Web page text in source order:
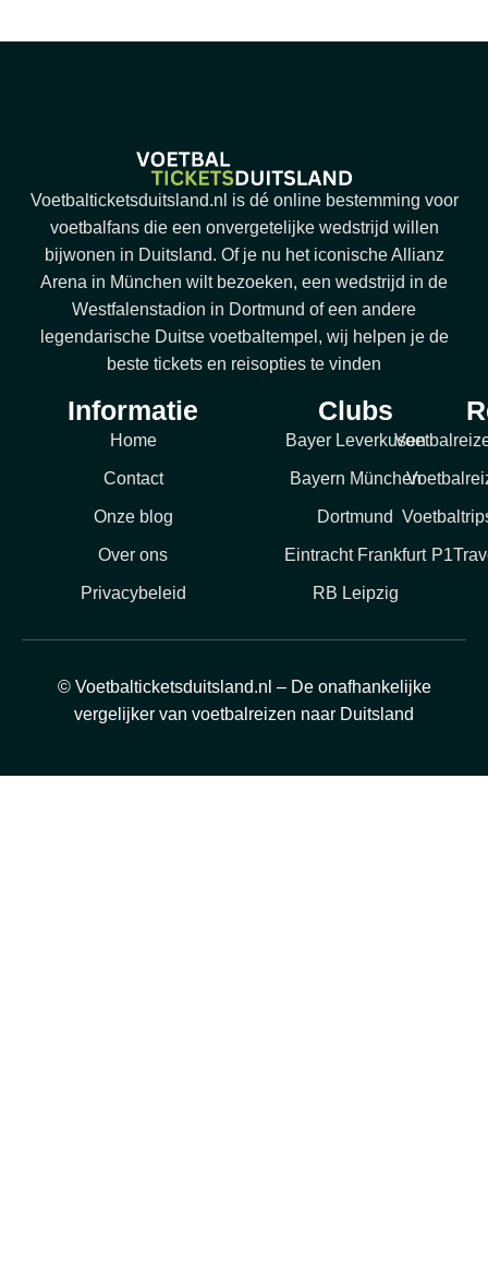
Voetbalticketsduitsland.nl is dé online bestemming voor
voetbalfans die een onvergetelijke wedstrijd willen
bijwonen in Duitsland. Of je nu het iconische Allianz
Arena in München wilt bezoeken, een wedstrijd in de
Westfalenstadion in Dortmund of een andere
legendarische Duitse voetbaltempel, wij helpen je de
beste tickets en reisopties te vinden
Informatie
Home
Contact
Onze blog
Over ons
Privacybeleid
Clubs
Bayer Leverkusen
Bayern München
Dortmund
Eintracht Frankfurt
RB Leipzig
© Voetbalticketsduitsland.nl – De onafhankelijke
vergelijker van voetbalreizen naar Duitsland